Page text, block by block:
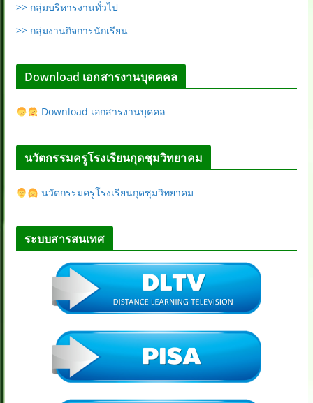
>> กลุ่มบริหารงานทั่วไป
>> กลุ่มงานกิจการนักเรียน
Download เอกสารงานบุคคคล
Download เอกสารงานบุคคล
นวัตกรรมครูโรงเรียนกุดชุมวิทยาคม
นวัตกรรมครูโรงเรียนกุดชุมวิทยาคม
ระบบสารสนเทศ